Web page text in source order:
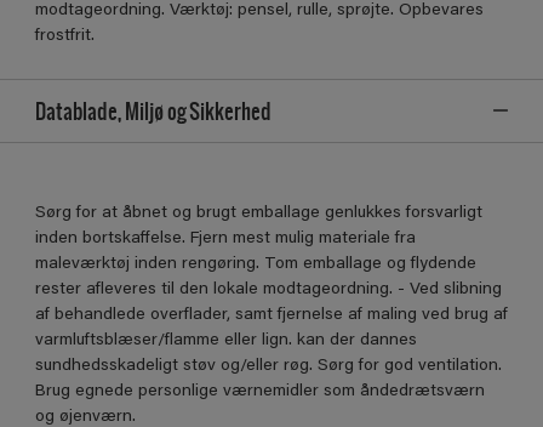
modtageordning. Værktøj: pensel, rulle, sprøjte. Opbevares
frostfrit.
Datablade, Miljø og Sikkerhed
Sørg for at åbnet og brugt emballage genlukkes forsvarligt
inden bortskaffelse. Fjern mest mulig materiale fra
maleværktøj inden rengøring. Tom emballage og flydende
rester afleveres til den lokale modtageordning. - Ved slibning
af behandlede overflader, samt fjernelse af maling ved brug af
varmluftsblæser/flamme eller lign. kan der dannes
sundhedsskadeligt støv og/eller røg. Sørg for god ventilation.
Brug egnede personlige værnemidler som åndedrætsværn
og øjenværn.